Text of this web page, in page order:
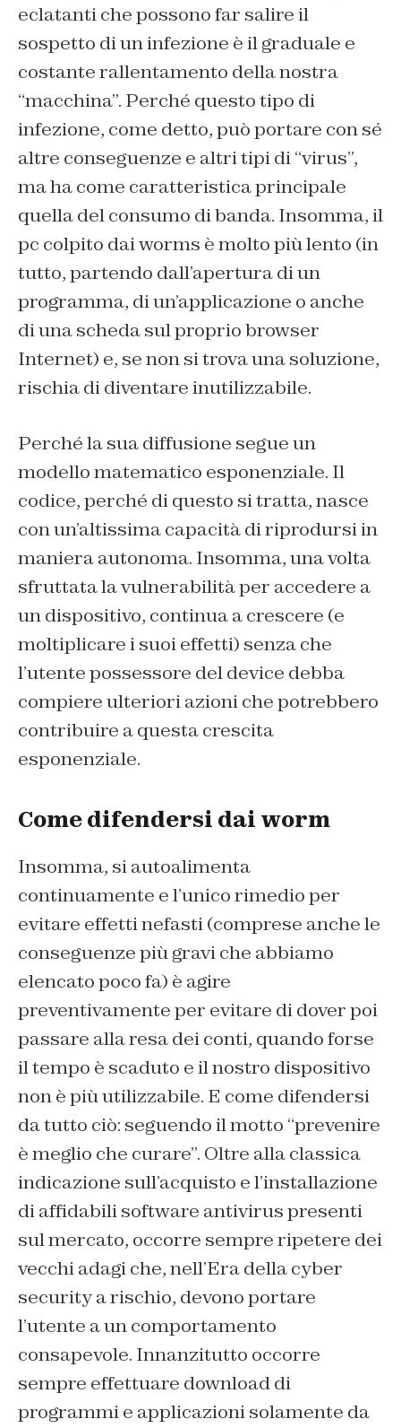
eclatanti che possono far salire il
sospetto di un infezione è il graduale e
costante rallentamento della nostra
“macchina”. Perché questo tipo di
infezione, come detto, può portare con sé
altre conseguenze e altri tipi di “virus”,
ma ha come caratteristica principale
quella del consumo di banda. Insomma, il
pc colpito dai worms è molto più lento (in
tutto, partendo dall’apertura di un
programma, di un’applicazione o anche
di una scheda sul proprio browser
Internet) e, se non si trova una soluzione,
rischia di diventare inutilizzabile.
Perché la sua diffusione segue un
modello matematico esponenziale. Il
codice, perché di questo si tratta, nasce
con un’altissima capacità di riprodursi in
maniera autonoma. Insomma, una volta
sfruttata la vulnerabilità per accedere a
un dispositivo, continua a crescere (e
moltiplicare i suoi effetti) senza che
l’utente possessore del device debba
compiere ulteriori azioni che potrebbero
contribuire a questa crescita
esponenziale.
Come difendersi dai worm
Insomma, si autoalimenta
continuamente e l’unico rimedio per
evitare effetti nefasti (comprese anche le
conseguenze più gravi che abbiamo
elencato poco fa) è agire
preventivamente per evitare di dover poi
passare alla resa dei conti, quando forse
il tempo è scaduto e il nostro dispositivo
non è più utilizzabile. E come difendersi
da tutto ciò: seguendo il motto “prevenire
è meglio che curare”. Oltre alla classica
indicazione sull’acquisto e l’installazione
di affidabili software antivirus presenti
sul mercato, occorre sempre ripetere dei
vecchi adagi che, nell’Era della cyber
security a rischio, devono portare
l’utente a un comportamento
consapevole. Innanzitutto occorre
sempre effettuare download di
programmi e applicazioni solamente da